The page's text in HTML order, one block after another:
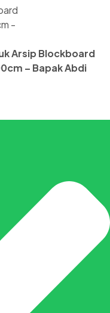
Arsip Blockboard
– Bapak Abdi